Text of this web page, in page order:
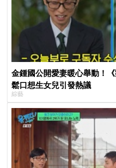
金鍾國公開愛妻暖心舉動！
鬆口想生女兒引發熱議
綜藝